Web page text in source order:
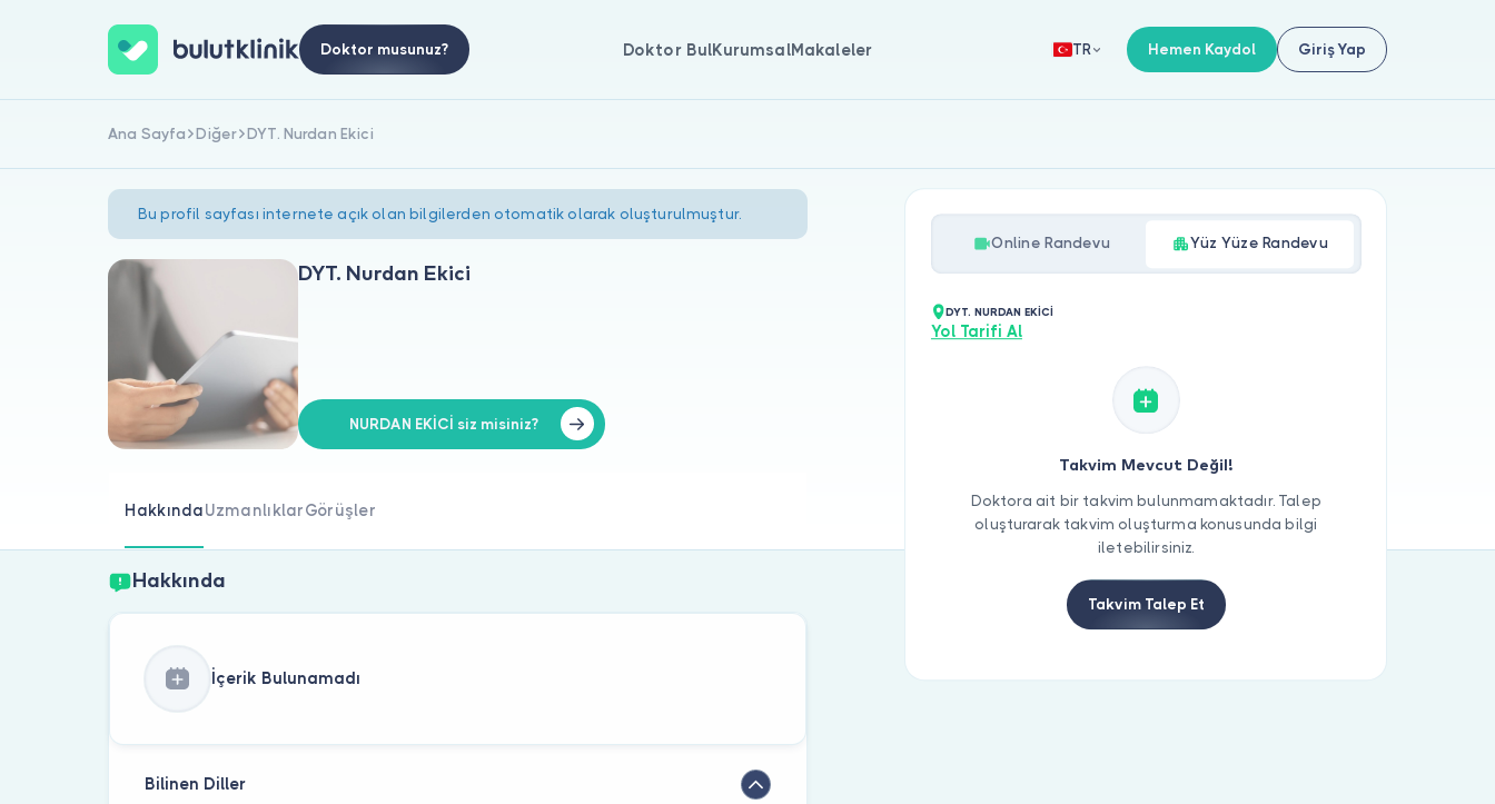
Doktor musunuz? Doktor BulKurumsalMakaleler TR Hemen Kaydol Giriş Yap
Ana Sayfa Diğer DYT. Nurdan Ekici
Bu profil sayfası internete açık olan bilgilerden otomatik olarak oluşturulmuştur.
DYT. Nurdan Ekici
NURDAN EKİCİ siz misiniz?
HakkındaUzmanlıklarGörüşler
Hakkında
İçerik Bulunamadı
Bilinen Diller
Online Randevu Yüz Yüze Randevu
DYT. NURDAN EKİCİ
Yol Tarifi Al
Takvim Mevcut Değil!
Doktora ait bir takvim bulunmamaktadır. Talep
oluşturarak takvim oluşturma konusunda bilgi
iletebilirsiniz.
Takvim Talep Et